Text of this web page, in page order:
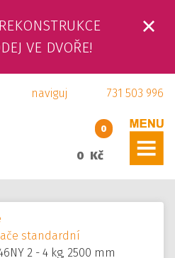
VE DVOŘE!
731 503 996
naviguj
0
0 Kč
ÚVOD
PRODEJNA
standardní
2 - 4 kg, 2500 mm